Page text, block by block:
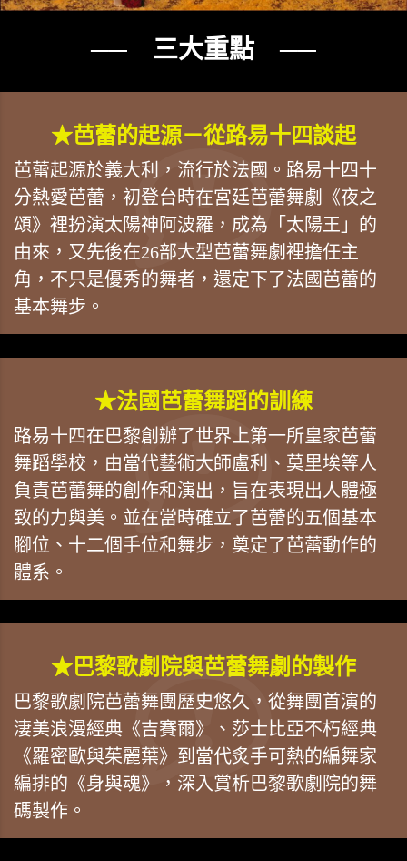
── 三大重點 ──
★芭蕾的起源－從路易十四談起
芭蕾起源於義大利，流行於法國。路易十四十
分熱愛芭蕾，初登台時在宮廷芭蕾舞劇《夜之
頌》裡扮演太陽神阿波羅，成為「太陽王」的
由來，又先後在26部大型芭蕾舞劇裡擔任主
角，不只是優秀的舞者，還定下了法國芭蕾的
基本舞步。
★法國芭蕾舞蹈的訓練
路易十四在巴黎創辦了世界上第一所皇家芭蕾
舞蹈學校，由當代藝術大師盧利、莫里埃等人
負責芭蕾舞的創作和演出，旨在表現出人體極
致的力與美。並在當時確立了芭蕾的五個基本
腳位、十二個手位和舞步，奠定了芭蕾動作的
體系。
★巴黎歌劇院與芭蕾舞劇的製作
巴黎歌劇院芭蕾舞團歷史悠久，從舞團首演的
淒美浪漫經典《吉賽爾》、莎士比亞不朽經典
《羅密歐與茱麗葉》到當代炙手可熱的編舞家
編排的《身與魂》，深入賞析巴黎歌劇院的舞
碼製作。